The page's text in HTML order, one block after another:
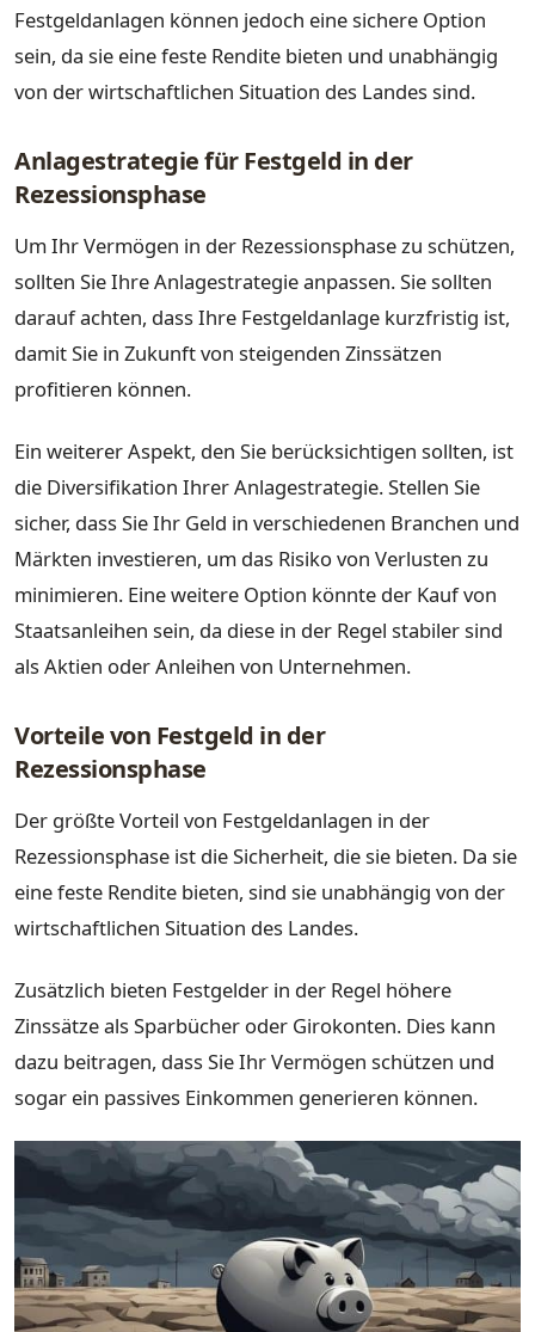
Festgeldanlagen können jedoch eine sichere Option
sein, da sie eine feste Rendite bieten und unabhängig
von der wirtschaftlichen Situation des Landes sind.
Anlagestrategie für Festgeld in der
Rezessionsphase
Um Ihr Vermögen in der Rezessionsphase zu schützen,
sollten Sie Ihre Anlagestrategie anpassen. Sie sollten
darauf achten, dass Ihre Festgeldanlage kurzfristig ist,
damit Sie in Zukunft von steigenden Zinssätzen
profitieren können.
Ein weiterer Aspekt, den Sie berücksichtigen sollten, ist
die Diversifikation Ihrer Anlagestrategie. Stellen Sie
sicher, dass Sie Ihr Geld in verschiedenen Branchen und
Märkten investieren, um das Risiko von Verlusten zu
minimieren. Eine weitere Option könnte der Kauf von
Staatsanleihen sein, da diese in der Regel stabiler sind
als Aktien oder Anleihen von Unternehmen.
Vorteile von Festgeld in der
Rezessionsphase
Der größte Vorteil von Festgeldanlagen in der
Rezessionsphase ist die Sicherheit, die sie bieten. Da sie
eine feste Rendite bieten, sind sie unabhängig von der
wirtschaftlichen Situation des Landes.
Zusätzlich bieten Festgelder in der Regel höhere
Zinssätze als Sparbücher oder Girokonten. Dies kann
dazu beitragen, dass Sie Ihr Vermögen schützen und
sogar ein passives Einkommen generieren können.